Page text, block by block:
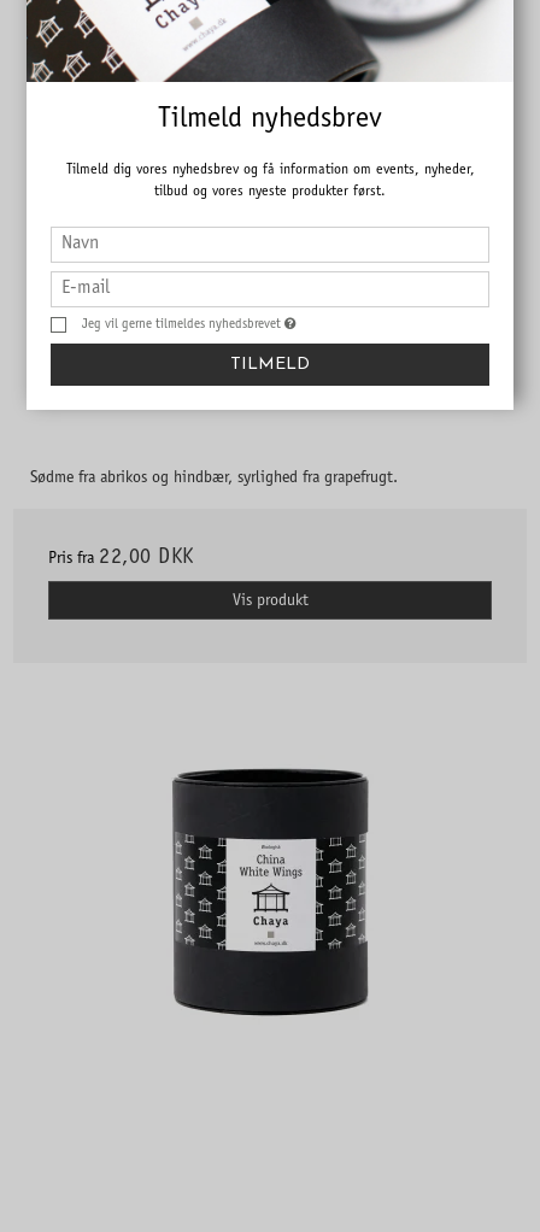
White Julia
Sødme fra abrikos og hindbær, syrlighed fra grapefrugt.
Pris fra 22,00 DKK
Vis produkt
Tilmeld nyhedsbrev
Tilmeld dig vores nyhedsbrev og få information om events, nyheder,
tilbud og vores nyeste produkter først.
Jeg vil gerne tilmeldes nyhedsbrevet
TILMELD